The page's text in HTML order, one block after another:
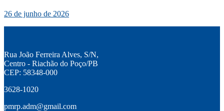
26 de junho de 2026
Rua João Ferreira Alves, S/N,
Centro - Riachão do Poço/PB
CEP: 58348-000
3628-1020
pmrp.adm@gmail.com